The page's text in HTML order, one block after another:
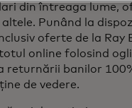
din întreaga lume,
Punând la
oferte de la Ray
online folosind
returnării banilor
de vedere.